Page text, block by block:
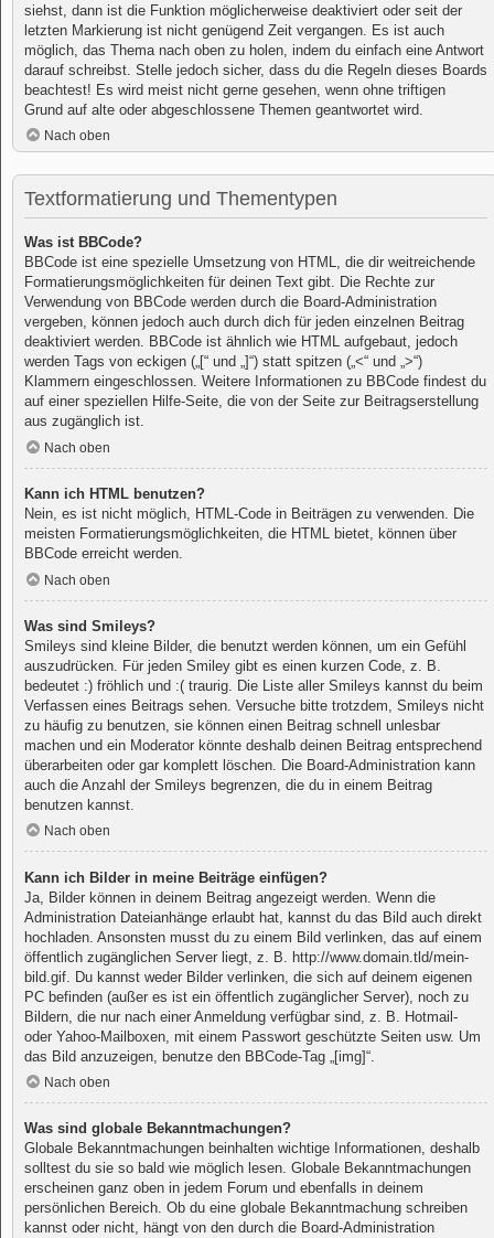
siehst, dann ist die Funktion möglicherweise deaktiviert oder seit der
letzten Markierung ist nicht genügend Zeit vergangen. Es ist auch
möglich, das Thema nach oben zu holen, indem du einfach eine Antwort
darauf schreibst. Stelle jedoch sicher, dass du die Regeln dieses Boards
beachtest! Es wird meist nicht gerne gesehen, wenn ohne triftigen
Grund auf alte oder abgeschlossene Themen geantwortet wird.
Nach oben
Textformatierung und Thementypen
Was ist BBCode?
BBCode ist eine spezielle Umsetzung von HTML, die dir weitreichende
Formatierungsmöglichkeiten für deinen Text gibt. Die Rechte zur
Verwendung von BBCode werden durch die Board-Administration
vergeben, können jedoch auch durch dich für jeden einzelnen Beitrag
deaktiviert werden. BBCode ist ähnlich wie HTML aufgebaut, jedoch
werden Tags von eckigen („[“ und „]“) statt spitzen („<“ und „>“)
Klammern eingeschlossen. Weitere Informationen zu BBCode findest du
auf einer speziellen Hilfe-Seite, die von der Seite zur Beitragserstellung
aus zugänglich ist.
Nach oben
Kann ich HTML benutzen?
Nein, es ist nicht möglich, HTML-Code in Beiträgen zu verwenden. Die
meisten Formatierungsmöglichkeiten, die HTML bietet, können über
BBCode erreicht werden.
Nach oben
Was sind Smileys?
Smileys sind kleine Bilder, die benutzt werden können, um ein Gefühl
auszudrücken. Für jeden Smiley gibt es einen kurzen Code, z. B.
bedeutet :) fröhlich und :( traurig. Die Liste aller Smileys kannst du beim
Verfassen eines Beitrags sehen. Versuche bitte trotzdem, Smileys nicht
zu häufig zu benutzen, sie können einen Beitrag schnell unlesbar
machen und ein Moderator könnte deshalb deinen Beitrag entsprechend
überarbeiten oder gar komplett löschen. Die Board-Administration kann
auch die Anzahl der Smileys begrenzen, die du in einem Beitrag
benutzen kannst.
Nach oben
Kann ich Bilder in meine Beiträge einfügen?
Ja, Bilder können in deinem Beitrag angezeigt werden. Wenn die
Administration Dateianhänge erlaubt hat, kannst du das Bild auch direkt
hochladen. Ansonsten musst du zu einem Bild verlinken, das auf einem
öffentlich zugänglichen Server liegt, z. B. http://www.domain.tld/mein-
bild.gif. Du kannst weder Bilder verlinken, die sich auf deinem eigenen
PC befinden (außer es ist ein öffentlich zugänglicher Server), noch zu
Bildern, die nur nach einer Anmeldung verfügbar sind, z. B. Hotmail-
oder Yahoo-Mailboxen, mit einem Passwort geschützte Seiten usw. Um
das Bild anzuzeigen, benutze den BBCode-Tag „[img]“.
Nach oben
Was sind globale Bekanntmachungen?
Globale Bekanntmachungen beinhalten wichtige Informationen, deshalb
solltest du sie so bald wie möglich lesen. Globale Bekanntmachungen
erscheinen ganz oben in jedem Forum und ebenfalls in deinem
persönlichen Bereich. Ob du eine globale Bekanntmachung schreiben
kannst oder nicht, hängt von den durch die Board-Administration